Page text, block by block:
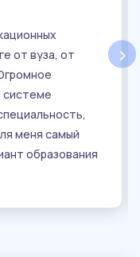
от вуза, от
системе
меня самый
образования
›